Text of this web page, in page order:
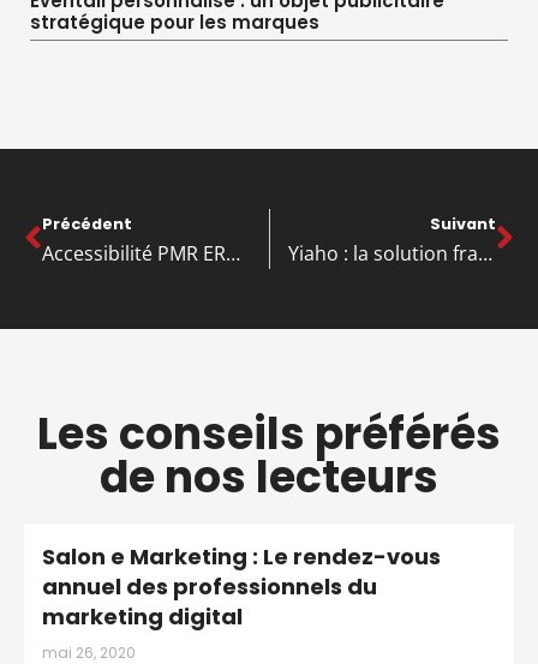
stratégique pour les marques
Précédent
Accessibilité PMR ERP : les 10 points clés pour assurer votre conformité
Suivant
Yiaho : la solution française sans inscription est-elle efficace pour votre entreprise ?
Les conseils préférés
de nos lecteurs
Salon e Marketing : Le rendez-vous
annuel des professionnels du
marketing digital
mai 26, 2020